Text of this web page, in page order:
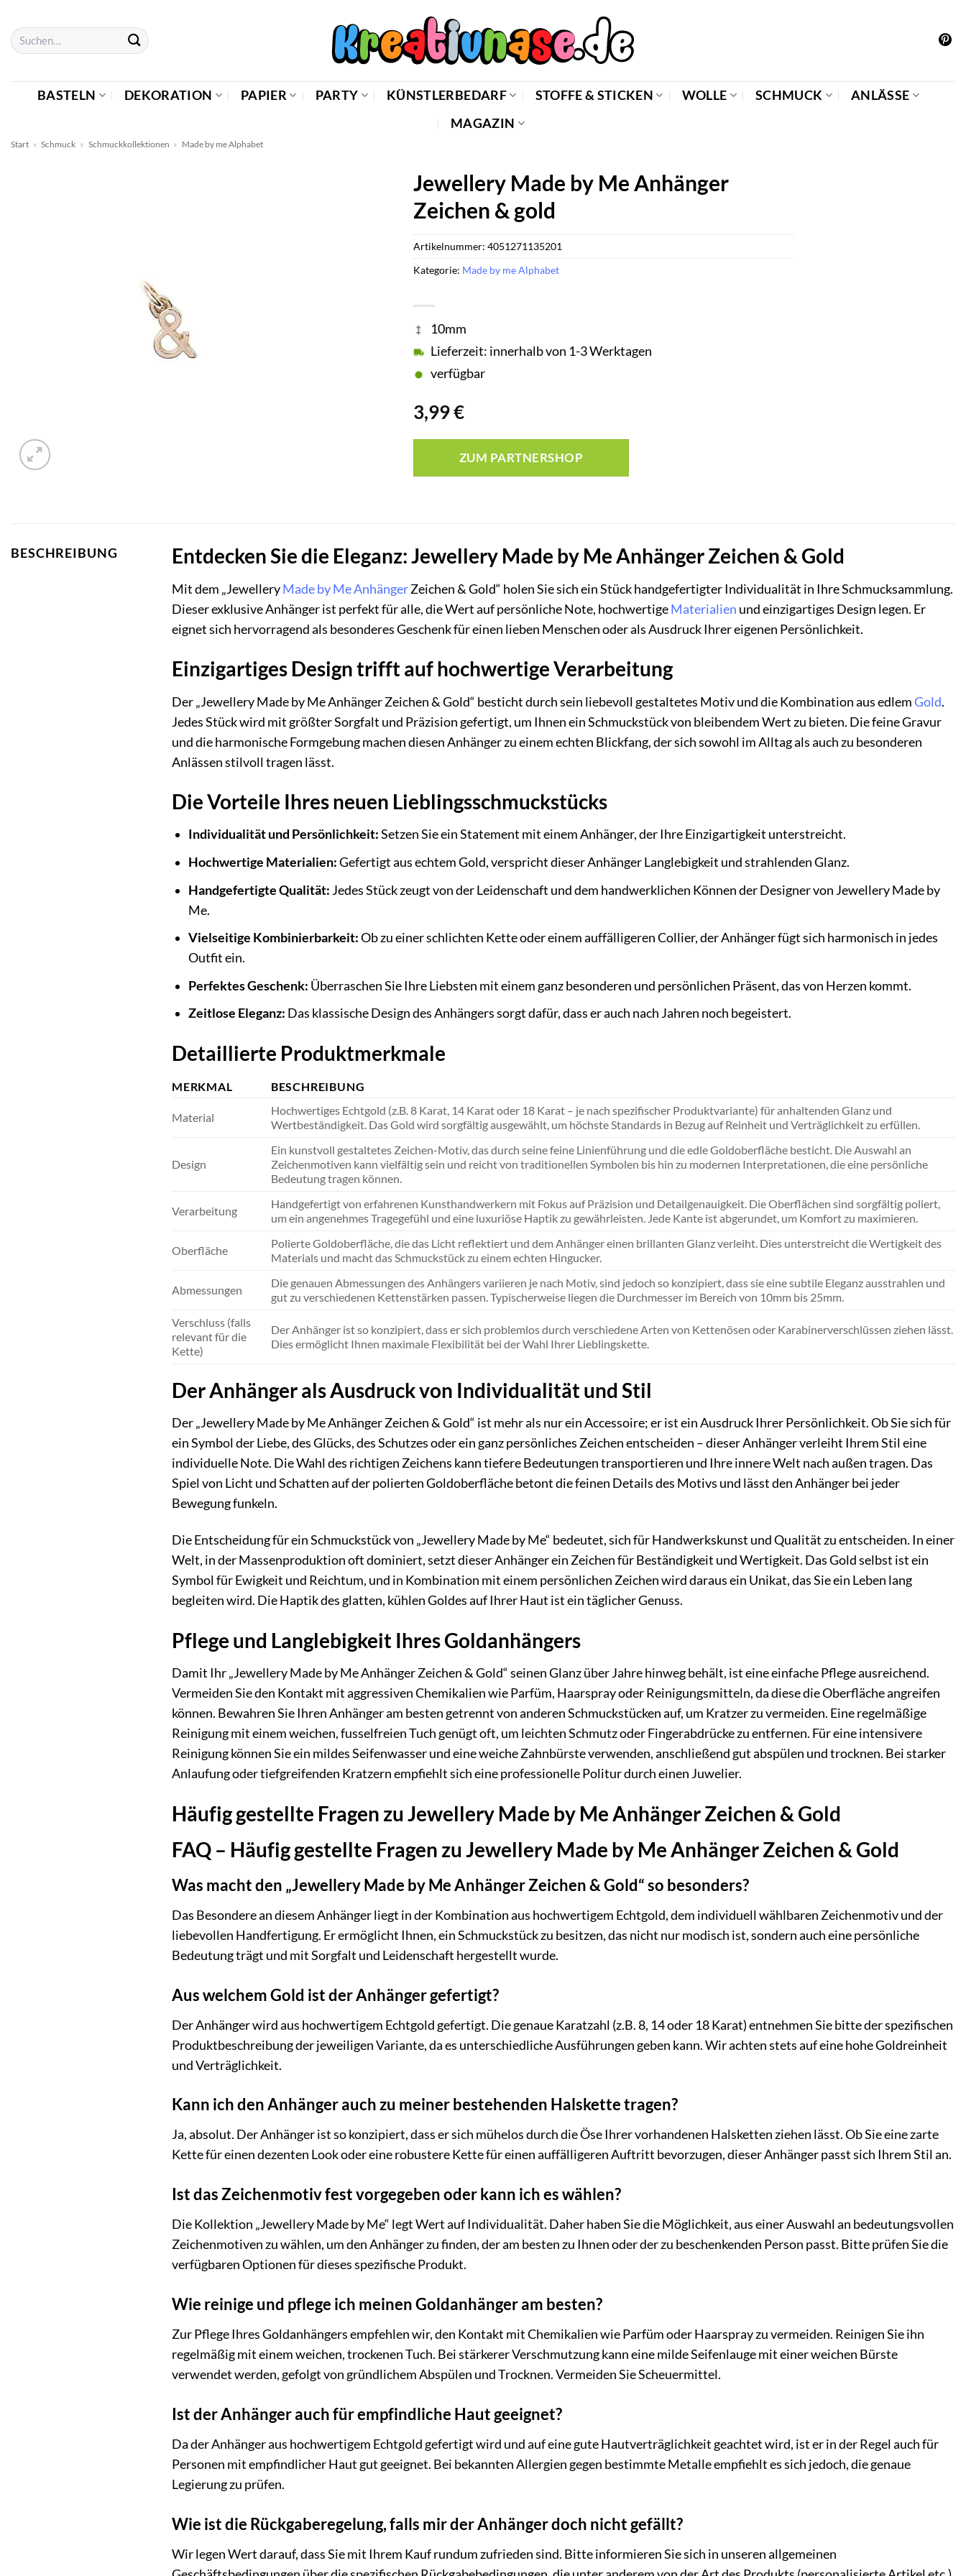
Inhalt
springen
Suchen
nach:
BASTELN DEKORATION PAPIER PARTY KÜNSTLERBEDARF STOFFE & STICKEN WOLLE SCHMUCK
ANLÄSSE
MAGAZIN
Start » Schmuck » Schmuckkollektionen » Made by me Alphabet
Jewellery Made by Me Anhänger
Zeichen & gold
3,99€
10mm
Lieferzeit: innerhalb von 1-3 Werktagen
verfügbar
ZUM PARTNERSHOP
Artikelnummer: 4051271135201
Kategorie: Made by me Alphabet
BESCHREIBUNG Entdecken Sie die Eleganz: Jewellery Made by Me Anhänger Zeichen & Gold
Mit dem „JewelleryMade by MeAnhängerZeichen & Gold“ holen Sie sich ein Stück handgefertigter Individualität in Ihre Schmucksammlung.
Dieser exklusive Anhänger ist perfekt für alle, die Wert auf persönliche Note, hochwertigeMaterialien und einzigartiges Design legen. Er
eignet sich hervorragend als besonderes Geschenk für einen lieben Menschen oder als Ausdruck Ihrer eigenen Persönlichkeit.
Einzigartiges Design trifft auf hochwertige Verarbeitung
Der „Jewellery Made by Me Anhänger Zeichen & Gold“ besticht durch sein liebevoll gestaltetes Motiv und die Kombination aus edlemGold.
Jedes Stück wird mit größter Sorgfalt und Präzision gefertigt, um Ihnen ein Schmuckstück von bleibendem Wert zu bieten. Die feine Gravur
und die harmonische Formgebung machen diesen Anhänger zu einem echten Blickfang, der sich sowohl im Alltag als auch zu besonderen
Anlässen stilvoll tragen lässt.
Die Vorteile Ihres neuen Lieblingsschmuckstücks
Individualität und Persönlichkeit:Setzen Sie ein Statement mit einem Anhänger, der Ihre Einzigartigkeit unterstreicht.
Hochwertige Materialien:Gefertigt aus echtem Gold, verspricht dieser Anhänger Langlebigkeit und strahlenden Glanz.
Handgefertigte Qualität: Jedes Stück zeugt von der Leidenschaft und dem handwerklichen Können der Designer von Jewellery Made by
Me.
Vielseitige Kombinierbarkeit:Ob zu einer schlichten Kette oder einem auffälligeren Collier, der Anhänger fügt sich harmonisch in jedes
Outfit ein.
Perfektes Geschenk: Überraschen Sie Ihre Liebsten mit einem ganz besonderen und persönlichen Präsent, das von Herzen kommt.
Zeitlose Eleganz: Das klassische Design des Anhängers sorgt dafür, dass er auch nach Jahren noch begeistert.
Detaillierte Produktmerkmale
MERKMAL BESCHREIBUNG
Material
Hochwertiges Echtgold (z.B. 8 Karat, 14 Karat oder 18 Karat – je nach spezifischer Produktvariante) für anhaltenden Glanz und
Wertbeständigkeit. Das Gold wird sorgfältig ausgewählt, um höchste Standards in Bezug auf Reinheit und Verträglichkeit zu erfüllen.
Design
Ein kunstvoll gestaltetes Zeichen-Motiv, das durch seine feine Linienführung und die edle Goldoberfläche besticht. Die Auswahl an
Zeichenmotiven kann vielfältig sein und reicht von traditionellen Symbolen bis hin zu modernen Interpretationen, die eine persönliche
Bedeutung tragen können.
Verarbeitung
Handgefertigt von erfahrenen Kunsthandwerkern mit Fokus auf Präzision und Detailgenauigkeit. Die Oberflächen sind sorgfältig poliert,
um ein angenehmes Tragegefühl und eine luxuriöse Haptik zu gewährleisten. Jede Kante ist abgerundet, um Komfort zu maximieren.
Oberfläche
Polierte Goldoberfläche, die das Licht reflektiert und dem Anhänger einen brillanten Glanz verleiht. Dies unterstreicht die Wertigkeit des
Materials und macht das Schmuckstück zu einem echten Hingucker.
Abmessungen
Die genauen Abmessungen des Anhängers variieren je nach Motiv, sind jedoch so konzipiert, dass sie eine subtile Eleganz ausstrahlen und
gut zu verschiedenen Kettenstärken passen. Typischerweise liegen die Durchmesser im Bereich von 10mm bis 25mm.
Verschluss (falls
relevant für die
Kette)
Der Anhänger ist so konzipiert, dass er sich problemlos durch verschiedene Arten von Kettenösen oder Karabinerverschlüssen ziehen lässt.
Dies ermöglicht Ihnen maximale Flexibilität bei der Wahl Ihrer Lieblingskette.
Der Anhänger als Ausdruck von Individualität und Stil
Der „Jewellery Made by Me Anhänger Zeichen & Gold“ ist mehr als nur ein Accessoire; er ist ein Ausdruck Ihrer Persönlichkeit. Ob Sie sich für
ein Symbol der Liebe, des Glücks, des Schutzes oder ein ganz persönliches Zeichen entscheiden – dieser Anhänger verleiht Ihrem Stil eine
individuelle Note. Die Wahl des richtigen Zeichens kann tiefere Bedeutungen transportieren und Ihre innere Welt nach außen tragen. Das
Spiel von Licht und Schatten auf der polierten Goldoberfläche betont die feinen Details des Motivs und lässt den Anhänger bei jeder
Bewegung funkeln.
Die Entscheidung für ein Schmuckstück von „Jewellery Made by Me“ bedeutet, sich für Handwerkskunst und Qualität zu entscheiden. In einer
Welt, in der Massenproduktion oft dominiert, setzt dieser Anhänger ein Zeichen für Beständigkeit und Wertigkeit. Das Gold selbst ist ein
Symbol für Ewigkeit und Reichtum, und in Kombination mit einem persönlichen Zeichen wird daraus ein Unikat, das Sie ein Leben lang
begleiten wird. Die Haptik des glatten, kühlen Goldes auf Ihrer Haut ist ein täglicher Genuss.
Pflege und Langlebigkeit Ihres Goldanhängers
Damit Ihr „Jewellery Made by Me Anhänger Zeichen & Gold“ seinen Glanz über Jahre hinweg behält, ist eine einfache Pflege ausreichend.
Vermeiden Sie den Kontakt mit aggressiven Chemikalien wie Parfüm, Haarspray oder Reinigungsmitteln, da diese die Oberfläche angreifen
können. Bewahren Sie Ihren Anhänger am besten getrennt von anderen Schmuckstücken auf, um Kratzer zu vermeiden. Eine regelmäßige
Reinigung mit einem weichen, fusselfreien Tuch genügt oft, um leichten Schmutz oder Fingerabdrücke zu entfernen. Für eine intensivere
Reinigung können Sie ein mildes Seifenwasser und eine weiche Zahnbürste verwenden, anschließend gut abspülen und trocknen. Bei starker
Anlaufung oder tiefgreifenden Kratzern empfiehlt sich eine professionelle Politur durch einen Juwelier.
Häufig gestellte Fragen zu Jewellery Made by Me Anhänger Zeichen & Gold
FAQ – Häufig gestellte Fragen zu Jewellery Made by Me Anhänger Zeichen & Gold
Was macht den „Jewellery Made by Me Anhänger Zeichen & Gold“ so besonders?
Das Besondere an diesem Anhänger liegt in der Kombination aus hochwertigem Echtgold, dem individuell wählbaren Zeichenmotiv und der
liebevollen Handfertigung. Er ermöglicht Ihnen, ein Schmuckstück zu besitzen, das nicht nur modisch ist, sondern auch eine persönliche
Bedeutung trägt und mit Sorgfalt und Leidenschaft hergestellt wurde.
Aus welchem Gold ist der Anhänger gefertigt?
Der Anhänger wird aus hochwertigem Echtgold gefertigt. Die genaue Karatzahl (z.B. 8, 14 oder 18 Karat) entnehmen Sie bitte der spezifischen
Produktbeschreibung der jeweiligen Variante, da es unterschiedliche Ausführungen geben kann. Wir achten stets auf eine hohe Goldreinheit
und Verträglichkeit.
Kann ich den Anhänger auch zu meiner bestehenden Halskette tragen?
Ja, absolut. Der Anhänger ist so konzipiert, dass er sich mühelos durch die Öse Ihrer vorhandenen Halsketten ziehen lässt. Ob Sie eine zarte
Kette für einen dezenten Look oder eine robustere Kette für einen auffälligeren Auftritt bevorzugen, dieser Anhänger passt sich Ihrem Stil an.
Ist das Zeichenmotiv fest vorgegeben oder kann ich es wählen?
Die Kollektion „Jewellery Made by Me“ legt Wert auf Individualität. Daher haben Sie die Möglichkeit, aus einer Auswahl an bedeutungsvollen
Zeichenmotiven zu wählen, um den Anhänger zu finden, der am besten zu Ihnen oder der zu beschenkenden Person passt. Bitte prüfen Sie die
verfügbaren Optionen für dieses spezifische Produkt.
Wie reinige und pflege ich meinen Goldanhänger am besten?
Zur Pflege Ihres Goldanhängers empfehlen wir, den Kontakt mit Chemikalien wie Parfüm oder Haarspray zu vermeiden. Reinigen Sie ihn
regelmäßig mit einem weichen, trockenen Tuch. Bei stärkerer Verschmutzung kann eine milde Seifenlauge mit einer weichen Bürste
verwendet werden, gefolgt von gründlichem Abspülen und Trocknen. Vermeiden Sie Scheuermittel.
Ist der Anhänger auch für empfindliche Haut geeignet?
Da der Anhänger aus hochwertigem Echtgold gefertigt wird und auf eine gute Hautverträglichkeit geachtet wird, ist er in der Regel auch für
Personen mit empfindlicher Haut gut geeignet. Bei bekannten Allergien gegen bestimmte Metalle empfiehlt es sich jedoch, die genaue
Legierung zu prüfen.
Wie ist die Rückgaberegelung, falls mir der Anhänger doch nicht gefällt?
Wir legen Wert darauf, dass Sie mit Ihrem Kauf rundum zufrieden sind. Bitte informieren Sie sich in unseren allgemeinen